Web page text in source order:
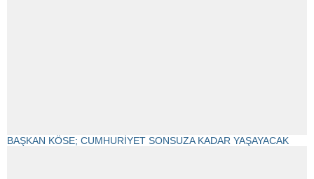
BAŞKAN KÖSE; CUMHURİYET SONSUZA KADAR YAŞAYACAK